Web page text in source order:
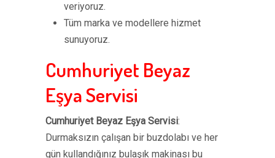
veriyoruz.
Tüm marka ve modellere hizmet
sunuyoruz.
Cumhuriyet Beyaz
Eşya Servisi
Cumhuriyet Beyaz Eşya Servisi:
Durmaksızın çalışan bir buzdolabı ve her
gün kullandığınız bulaşık makinası bu